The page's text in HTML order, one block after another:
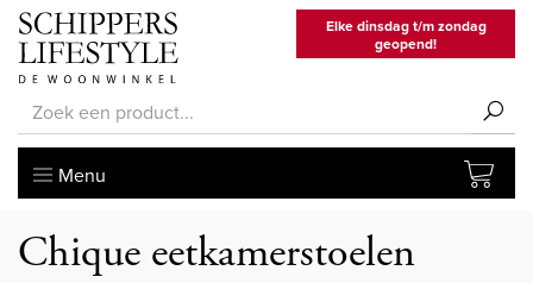
Elke dinsdag t/m zondag
geopend!
Menu
Chique eetkamerstoelen